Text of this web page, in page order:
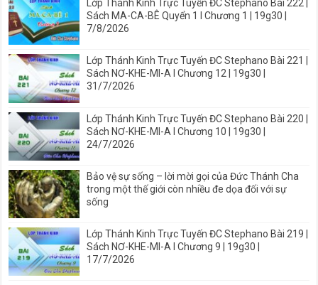
Lớp Thánh Kinh Trực Tuyến ĐC Stephano Bài 222 |
Sách MA-CA-BÊ Quyển 1 I Chương 1 | 19g30 |
7/8/2026
Lớp Thánh Kinh Trực Tuyến ĐC Stephano Bài 221 |
Sách NƠ-KHE-MI-A I Chương 12 | 19g30 |
31/7/2026
Lớp Thánh Kinh Trực Tuyến ĐC Stephano Bài 220 |
Sách NƠ-KHE-MI-A I Chương 10 | 19g30 |
24/7/2026
Bảo vệ sự sống – lời mời gọi của Đức Thánh Cha
trong một thế giới còn nhiều đe dọa đối với sự
sống
Lớp Thánh Kinh Trực Tuyến ĐC Stephano Bài 219 |
Sách NƠ-KHE-MI-A I Chương 9 | 19g30 |
17/7/2026